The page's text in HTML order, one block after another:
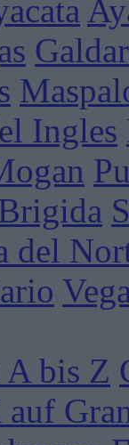
Galdar
Ingles
del
bis Z